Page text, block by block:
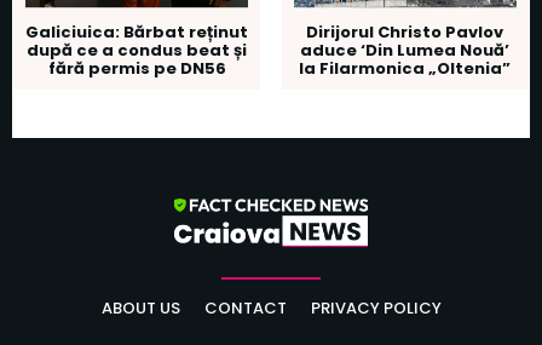
Galiciuica: Bărbat reținut
după ce a condus beat și
fără permis pe DN56
Dirijorul Christo Pavlov
aduce ‘Din Lumea Nouă’
la Filarmonica „Oltenia”
ABOUT US CONTACT PRIVACY POLICY